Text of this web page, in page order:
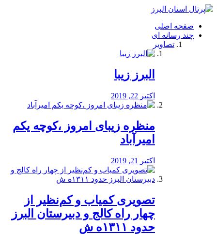
فصد
شرق
تهران
خشکشویی
صفحه اصلی
چند رسانه ای
تصاویر
البرز زیبا
اکتبر 22, 2019
منظره‌‌ زیبای امروز ،کوچه یکم
امیرآباد
اکتبر 21, 2019
️تصویری کمیاب و کم‌نظیر از
چهار راه كالج و دبيرستان البرز
حدود ۱۳۱۱ه ش